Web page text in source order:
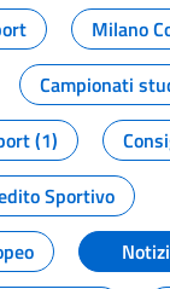
Milano
Campionati
(1)
Sportivo